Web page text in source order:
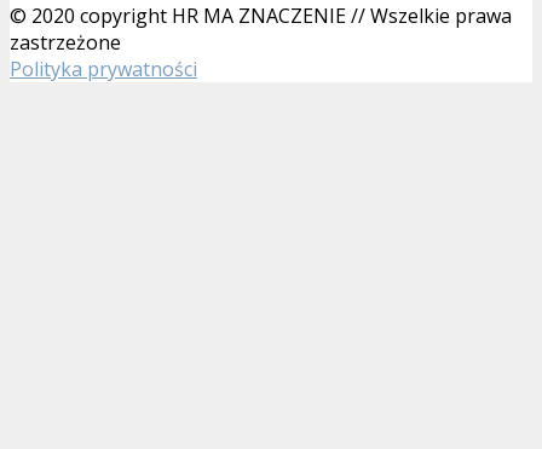
© 2020 copyright HR MA ZNACZENIE // Wszelkie prawa
zastrzeżone
Polityka prywatności